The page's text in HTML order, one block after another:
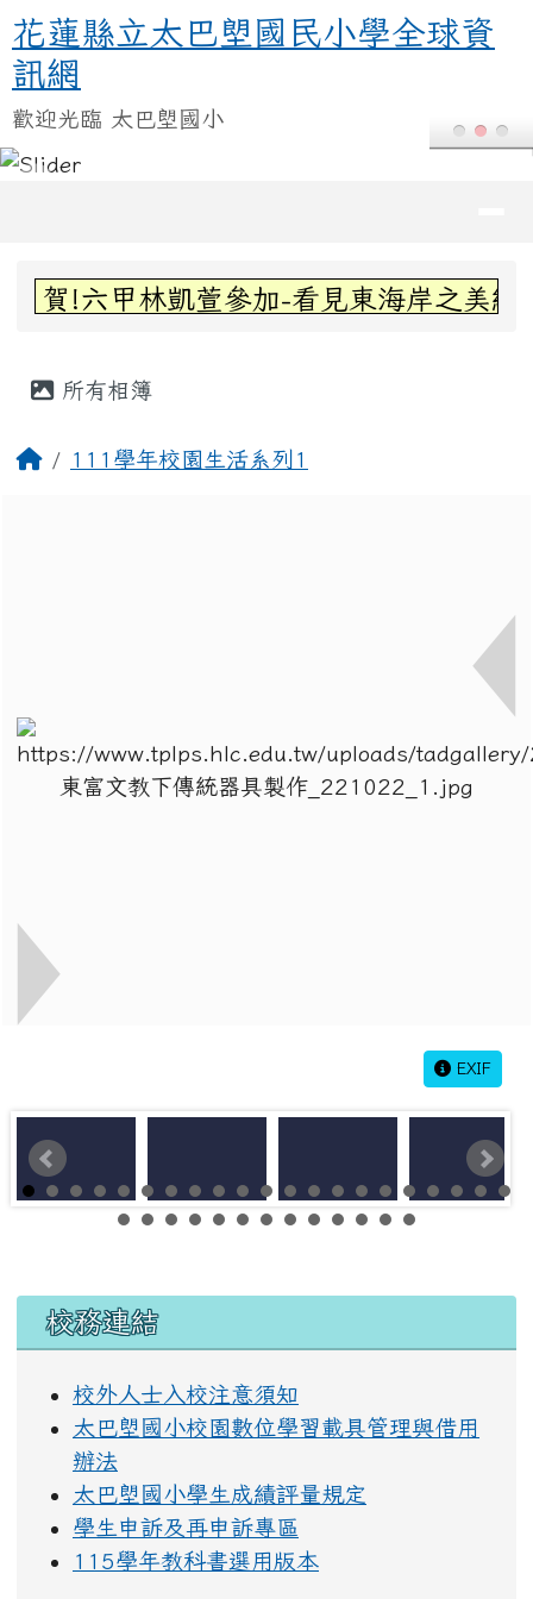
跳至主內容區
花蓮縣立太巴塱國民小學全球資訊
花蓮縣立太巴塱國民小學全球資
訊網
歡迎光臨 太巴塱國小
上中區域內容
賀!六甲林凱萱參加-看見東海岸之美繪
所有相簿
回首頁111學年校園生活系列1
EXIF
左邊區域內容
校務連結
校外人士入校注意須知
太巴塱國小校園數位學習載具管理與借用
辦法
太巴塱國小學生成績評量規定
學生申訴及再申訴專區
115學年教科書選用版本